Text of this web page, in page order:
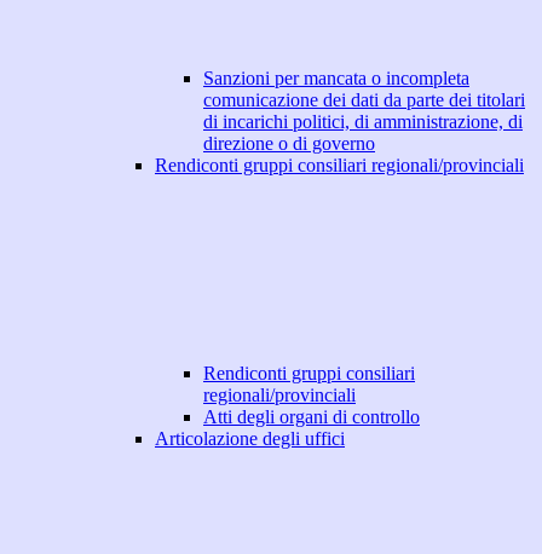
Sanzioni per mancata o incompleta
comunicazione dei dati da parte dei titolari
di incarichi politici, di amministrazione, di
direzione o di governo
Rendiconti gruppi consiliari regionali/provinciali
Rendiconti gruppi consiliari
regionali/provinciali
Atti degli organi di controllo
Articolazione degli uffici